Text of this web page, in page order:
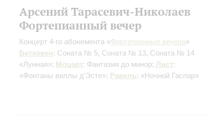
Арсений Тарасевич-Николаев
Фортепианный вечер
Концерт 4-го абонемента «Фортепианные вечера»
Бетховен: Соната № 5, Соната № 13, Соната № 14
«Лунная»; Моцарт: Фантазия до минор; Лист:
«Фонтаны виллы д'Эсте»; Равель: «Ночной Гаспар»